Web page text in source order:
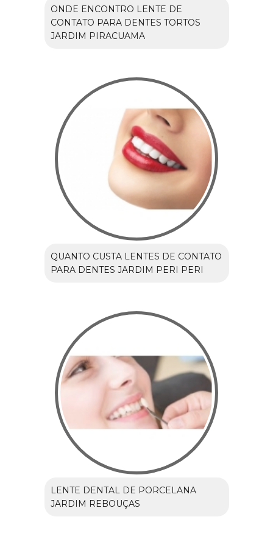
ONDE ENCONTRO LENTE DE
CONTATO PARA DENTES TORTOS
JARDIM PIRACUAMA
QUANTO CUSTA LENTES DE CONTATO
PARA DENTES JARDIM PERI PERI
LENTE DENTAL DE PORCELANA
JARDIM REBOUÇAS